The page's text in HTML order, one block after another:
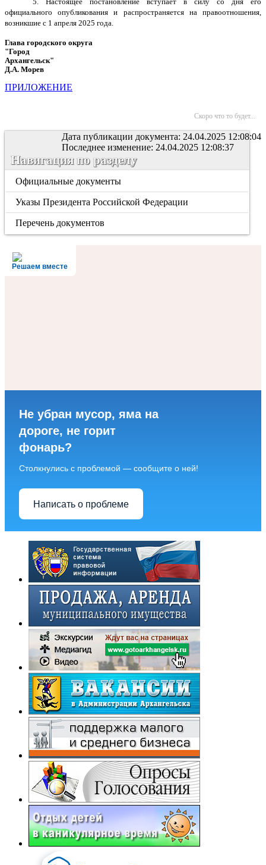
официального опубликования и распространяется на правоотношения,
возникшие с 1 апреля 2025 года.
Глава городского округа
"Город
Архангельск"
Д.А. Морев
ПРИЛОЖЕНИЕ
Скоро что то будет...
Дата публикации документа: 24.04.2025 12:08:04
Последнее изменение: 24.04.2025 12:08:37
Навигация по разделу
Официальные документы
Указы Президента Российской Федерации
Перечень документов
Решаем вместе
Не убран мусор, яма на
дороге, не горит
фонарь?
Столкнулись с проблемой — сообщите о ней!
Написать о проблеме